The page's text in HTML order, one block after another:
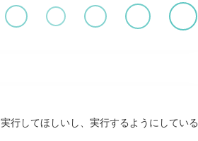
行してほしいし、実行するようにしている